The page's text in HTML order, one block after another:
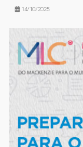
14/10/2025